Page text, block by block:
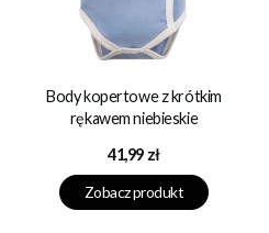
Body kopertowe z krótkim
rękawem niebieskie
Cena
41,99 zł
Zobacz produkt